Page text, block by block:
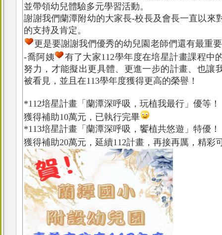
並帶領幼兒體驗多元學習活動。
謝謝我們蘭潭附幼的大家長-校長及會長一直以來
的支持及肯定。
更是要謝謝我們優秀的幼兒園老師們還有最重
-喬阿姨
有了大家112學年度在培星計畫課程中
努力，才能擬出更具體、更進一步的計畫、也讓
被看見，並且在113學年度獲得更高的榮譽！
*112培星計畫「蘭潭深呼吸，玩植我最行」優等！
獲得補助10萬元，已執行完畢
*113培星計畫「蘭潭深呼吸，饗植共悠遊」特優！
獲得補助20萬元，延續112計畫，再接再厲，精彩